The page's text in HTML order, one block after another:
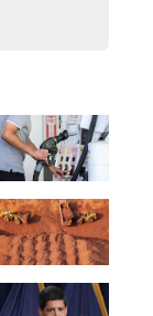
em sessão